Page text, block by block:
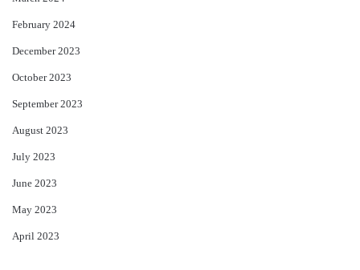
February 2024
December 2023
October 2023
September 2023
August 2023
July 2023
June 2023
May 2023
April 2023